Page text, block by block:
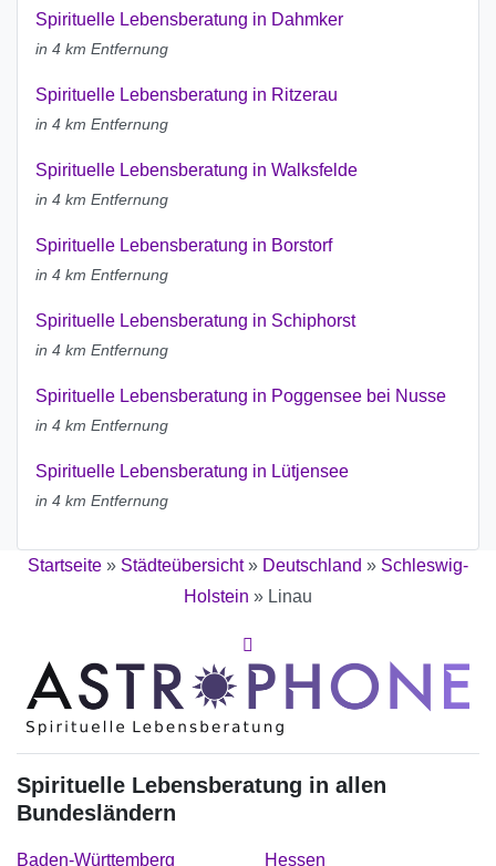
Spirituelle Lebensberatung in Dahmker
in 4 km Entfernung
Spirituelle Lebensberatung in Ritzerau
in 4 km Entfernung
Spirituelle Lebensberatung in Walksfelde
in 4 km Entfernung
Spirituelle Lebensberatung in Borstorf
in 4 km Entfernung
Spirituelle Lebensberatung in Schiphorst
in 4 km Entfernung
Spirituelle Lebensberatung in Poggensee bei Nusse
in 4 km Entfernung
Spirituelle Lebensberatung in Lütjensee
in 4 km Entfernung
Startseite » Städteübersicht» Deutschland » Schleswig-
Holstein » Linau
Spirituelle Lebensberatung in allen
Bundesländern
Baden-Württemberg Hessen